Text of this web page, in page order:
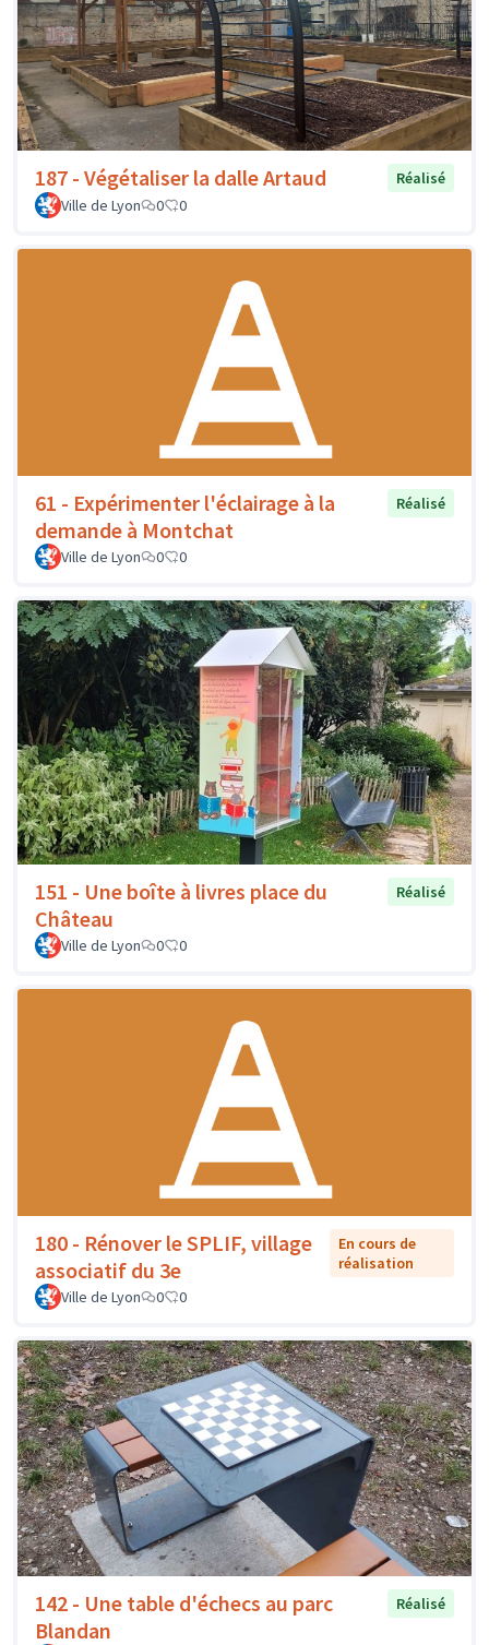
187 - Végétaliser la dalle Artaud
Réalisé
Ville de Lyon
0 0
61 - Expérimenter l'éclairage à la
demande à Montchat
Réalisé
Ville de Lyon 0 0
151 - Une boîte à livres place du
Château
Réalisé
Ville de Lyon 0 0
180 - Rénover le SPLIF, village
associatif du 3e
En cours de
réalisation
Ville de Lyon
0 0
142 - Une table d'échecs au parc
Blandan
Réalisé